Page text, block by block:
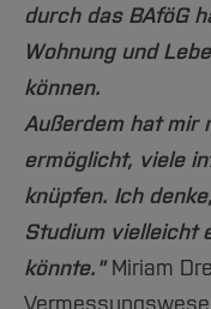
Kontodaten
Angaben zu
für das
Studium
Angaben zum
Studium
durch das BAföG
Wohnung und
können.
Außerdem hat mir
ermöglicht, viele
knüpfen. Ich
Studium vielleicht
könnte."Miriam